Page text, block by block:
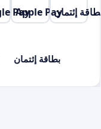
Pay
Apple Payبطاقة إئتمان
بطاقة إئتمان